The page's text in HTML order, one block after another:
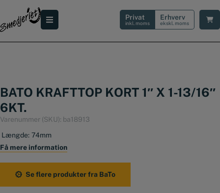
indholdet
Privat
inkl. moms
Erhverv
ekskl. moms
BATO KRAFTTOP KORT 1″ X 1-13/16″
6KT.
Varenummer (SKU): ba18913
Længde: 74mm
Få mere information
Se flere produkter fra BaTo